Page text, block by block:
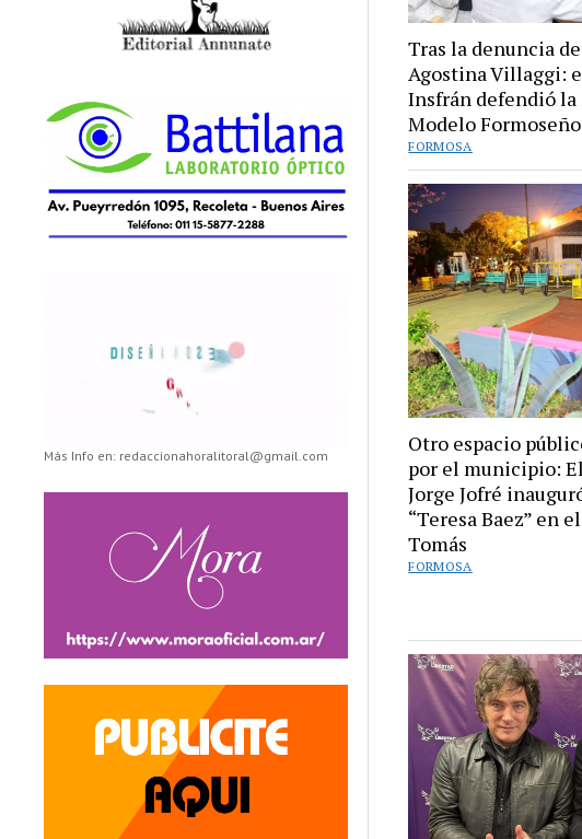
Más Info en: redaccionahoralitoral@gmail.com
Tras la denuncia
Agostina Villaggi:
Insfrán defendió la
Modelo
FORMOSA
Otro espacio
por el municipio:
Jorge Jofré
“Teresa Baez” en
Tomás
FORMOSA